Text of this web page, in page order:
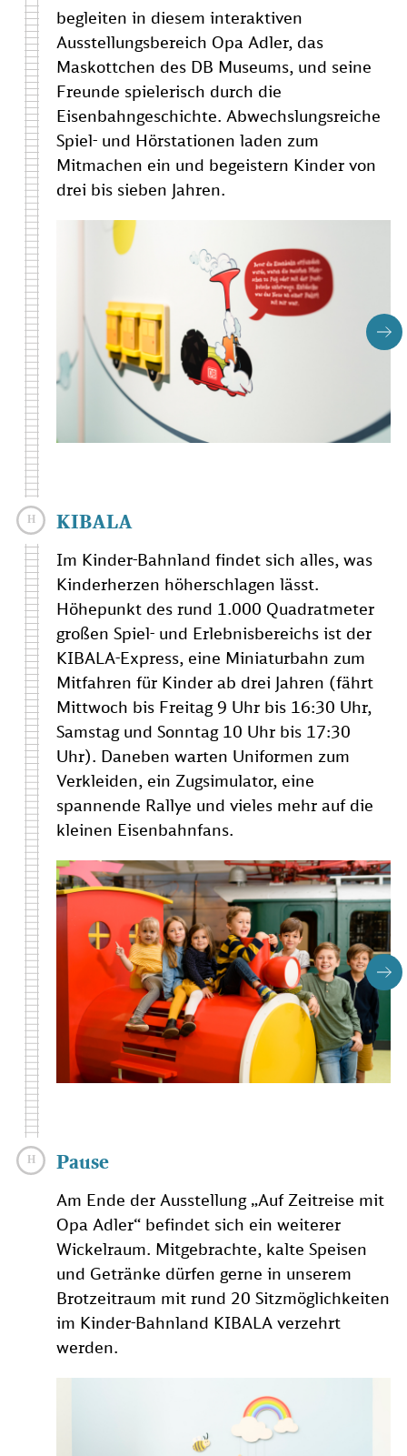
begleiten in diesem interaktiven
Ausstellungsbereich Opa Adler, das
Maskottchen des DB Museums, und seine
Freunde spielerisch durch die
Eisenbahngeschichte. Abwechslungsreiche
Spiel- und Hörstationen laden zum
Mitmachen ein und begeistern Kinder von
drei bis sieben Jahren.
KIBALA
Im Kinder-Bahnland findet sich alles, was
Kinderherzen höherschlagen lässt.
Höhepunkt des rund 1.000 Quadratmeter
großen Spiel- und Erlebnisbereichs ist der
KIBALA-Express, eine Miniaturbahn zum
Mitfahren für Kinder ab drei Jahren (fährt
Mittwoch bis Freitag 9 Uhr bis 16:30 Uhr,
Samstag und Sonntag 10 Uhr bis 17:30
Uhr). Daneben warten Uniformen zum
Verkleiden, ein Zugsimulator, eine
spannende Rallye und vieles mehr auf die
kleinen Eisenbahnfans.
Pause
Am Ende der Ausstellung „Auf Zeitreise mit
Opa Adler“ befindet sich ein weiterer
Wickelraum. Mitgebrachte, kalte Speisen
und Getränke dürfen gerne in unserem
Brotzeitraum mit rund 20 Sitzmöglichkeiten
im Kinder-Bahnland KIBALA verzehrt
werden.